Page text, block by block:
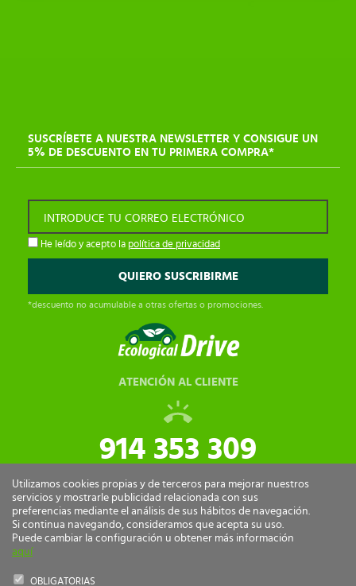
SUSCRÍBETE A NUESTRA NEWSLETTER Y CONSIGUE UN
5% DE DESCUENTO EN TU PRIMERA COMPRA*
INTRODUCE TU CORREO ELECTRÓNICO
He leído y acepto la política de privacidad
*descuento no acumulable a otras ofertas o promociones.
ATENCIÓN AL CLIENTE
914 353 309
tiendaonline@ecologicaldrive.com
Utilizamos cookies propias y de terceros para mejorar nuestros
servicios y mostrarle publicidad relacionada con sus
preferencias mediante el análisis de sus hábitos de navegación.
Si continua navegando, consideramos que acepta su uso.
Puede cambiar la configuración u obtener más información
aquí
OBLIGATORIAS